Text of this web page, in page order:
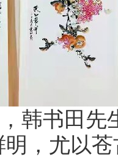
书田先
，尤以